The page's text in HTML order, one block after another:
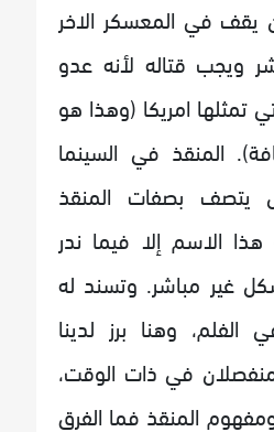
في المعسكر الاخر
قتاله لأنه عدو
تمثلها امريكا (وهذا هو
المنقذ في السينما
يتصف بصفات المنقذ
الاسم إلا فيما ندر
غير مباشر. وتسند له
وهنا برز لدينا
في ذات الوقت،
المنقذ فما الفرق